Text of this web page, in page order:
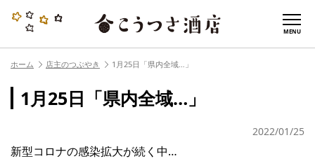
MENU
ホーム 店主のつぶやき 1月25日「県内全域…」
1月25日「県内全域…」
2022/01/25
新型コロナの感染拡大が続く中…